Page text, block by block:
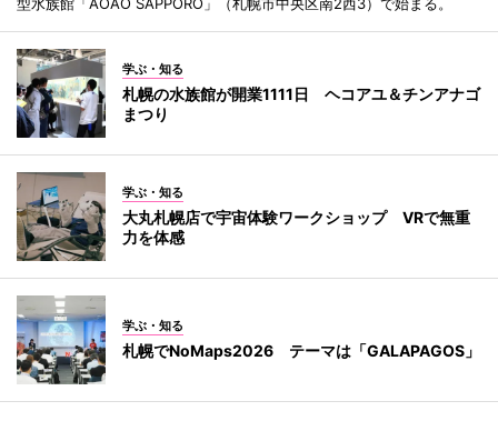
学ぶ・知る
札幌の水族館が開業1111日 ヘコアユ＆チンアナゴ
まつり
学ぶ・知る
大丸札幌店で宇宙体験ワークショップ VRで無重
力を体感
学ぶ・知る
札幌でNoMaps2026 テーマは「GALAPAGOS」